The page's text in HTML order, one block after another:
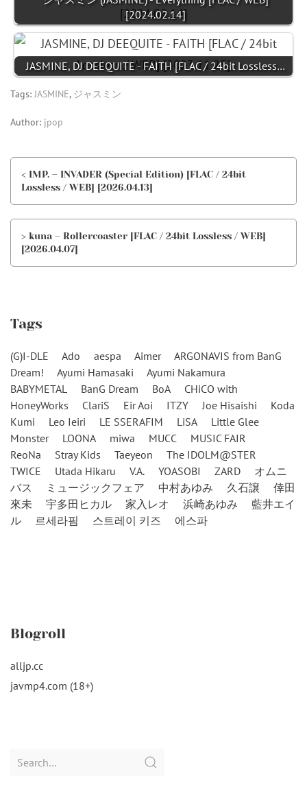
[2024.02.14]
JASMINE, DJ DEEQUITE - FAITH [FLAC / 24bit Lossless…
Tags:JASMINE, ジャスミン
Author: jpop
< IMP. – INVADER (Special Edition) [FLAC / 24bit
Lossless / WEB] [2026.04.13]
> kuna – Rollercoaster [FLAC / 24bit Lossless / WEB]
[2026.04.07]
Tags
(G)I-DLE Ado aespa Aimer
ARGONAVIS from BanG
Dream!
Ayumi Hamasaki
Ayumi Nakamura
BABYMETAL
BanG Dream BoA
CHiCO with
HoneyWorks
ClariS Eir Aoi ITZY Joe Hisaishi
Koda
Kumi
Leo Ieiri LE SSERAFIM LiSA
Little Glee
Monster
LOONA miwa MUCC
MUSIC FAIR
ReoNa
Stray Kids Taeyeon
The IDOLM@STER
TWICE
Utada Hikaru V.A. YOASOBI ZARD
オムニ
バス
ミュージックフェア 中村あゆみ 久石譲
倖田
來未
宇多田ヒカル 家入レオ 浜崎あゆみ
藍井エイ
ル
르세라핌 스트레이 키즈 에스파
Blogroll
alljp.cc
javmp4.com (18+)
Search